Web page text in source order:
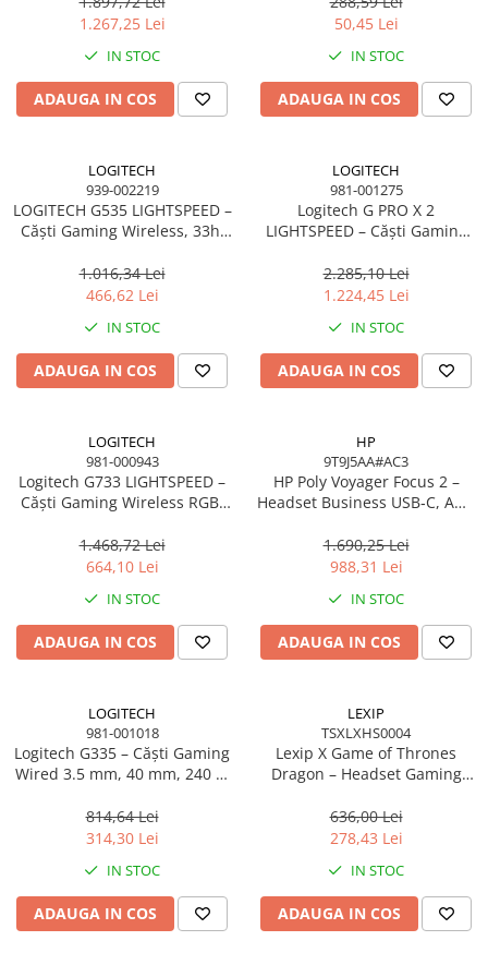
1.267,25 Lei
IN STOC
ADAUGA IN COS
50,45 Lei
IN STOC
ADAUGA IN COS
LOGITECH
939-002219
LOGITECH G535 LIGHTSPEED –
Căști Gaming Wireless, 33h,
1.016,34 Lei
466,62 Lei
IN STOC
ADAUGA IN COS
LOGITECH
981-001275
Logitech G PRO X 2
LIGHTSPEED – Căști Gaming
Graphene Drivers, Magenta –
981‑001275
2.285,10 Lei
1.224,45 Lei
IN STOC
ADAUGA IN COS
LOGITECH
981-000943
Logitech G733 LIGHTSPEED –
Căști Gaming Wireless RGB,
Blue
1.468,72 Lei
664,10 Lei
IN STOC
ADAUGA IN COS
HP
9T9J5AA#AC3
HP Poly Voyager Focus 2 –
Headset Business USB‑C, ANC
Stand
1.690,25 Lei
988,31 Lei
IN STOC
ADAUGA IN COS
LOGITECH
981-001018
Logitech G335 – Căști Gaming
Wired 3.5 mm, 40 mm, 240 g,
814,64 Lei
314,30 Lei
IN STOC
ADAUGA IN COS
LEXIP
TSXLXHS0004
Lexip X Game of Thrones
Dragon – Headset Gaming
Red
636,00 Lei
278,43 Lei
IN STOC
ADAUGA IN COS